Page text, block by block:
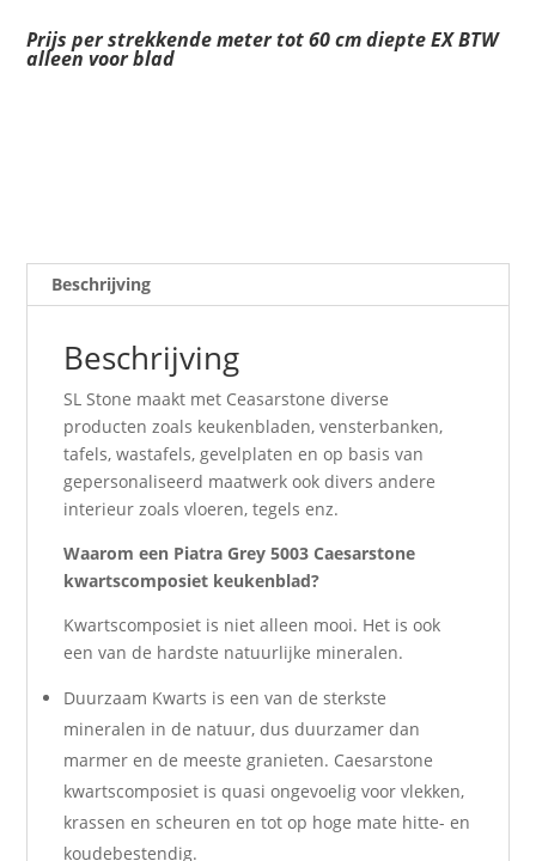
Prijs per strekkende meter tot 60 cm diepte EX BTW
alleen voor blad
Beschrijving
Beschrijving
SL Stone maakt met Ceasarstone diverse
producten zoals keukenbladen, vensterbanken,
tafels, wastafels, gevelplaten en op basis van
gepersonaliseerd maatwerk ook divers andere
interieur zoals vloeren, tegels enz.
Waarom een Piatra Grey 5003 Caesarstone
kwartscomposiet keukenblad?
Kwartscomposiet is niet alleen mooi. Het is ook
een van de hardste natuurlijke mineralen.
Duurzaam Kwarts is een van de sterkste
mineralen in de natuur, dus duurzamer dan
marmer en de meeste granieten. Caesarstone
kwartscomposiet is quasi ongevoelig voor vlekken,
krassen en scheuren en tot op hoge mate hitte- en
koudebestendig.